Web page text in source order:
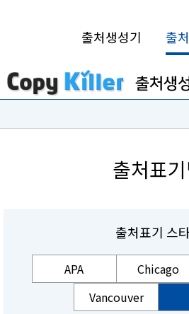
출처생성기 출
출처표
출처표기 스
APA Chicago
Vancouver